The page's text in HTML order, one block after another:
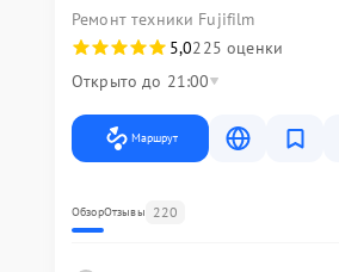
Ремонт техники Fujifilm
5,0225 оценки
Открыто до 21:00
Маршрут
ОбзорОтзывы 220